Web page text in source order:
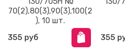
70(2),80(3),90(3),100(2
), 10 шт.
355 руб
355